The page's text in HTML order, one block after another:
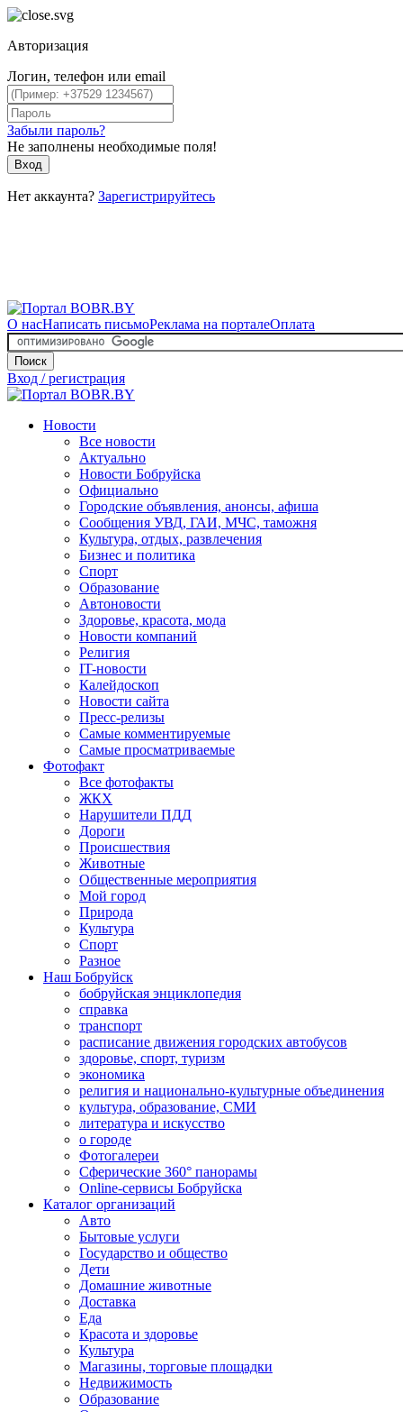
Авторизация
Логин, телефон или email
Забыли пароль?
Не заполнены необходимые поля!
Вход
Нет аккаунта? Зарегистрируйтесь
О насНаписать письмоРеклама на порталеОплата
Поиск
Вход / регистрация
Новости
Все новости
Актуально
Новости Бобруйска
Официально
Городские объявления, анонсы, афиша
Сообщения УВД, ГАИ, МЧС, таможня
Культура, отдых, развлечения
Бизнес и политика
Спорт
Образование
Автоновости
Здоровье, красота, мода
Новости компаний
Религия
IT-новости
Калейдоскоп
Новости сайта
Пресс-релизы
Самые комментируемые
Самые просматриваемые
Фотофакт
Все фотофакты
ЖКХ
Нарушители ПДД
Дороги
Происшествия
Животные
Общественные мероприятия
Мой город
Природа
Культура
Спорт
Разное
Наш Бобруйск
бобруйская энциклопедия
справка
транспорт
расписание движения городских автобусов
здоровье, спорт, туризм
экономика
религия и национально-культурные объединения
культура, образование, СМИ
литература и искусство
о городе
Фотогалереи
Сферические 360° панорамы
Online-сервисы Бобруйска
Каталог организаций
Авто
Бытовые услуги
Государство и общество
Дети
Домашние животные
Доставка
Еда
Красота и здоровье
Культура
Магазины, торговые площадки
Недвижимость
Образование